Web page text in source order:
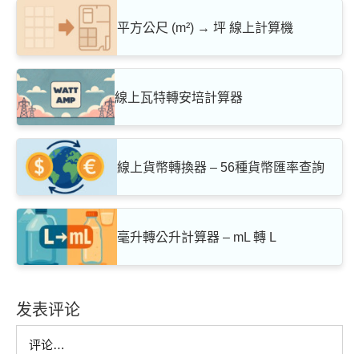
平方公尺 (m²) → 坪 線上計算機
線上瓦特轉安培計算器
線上貨幣轉換器 – 56種貨幣匯率查詢
毫升轉公升計算器 – mL 轉 L
发表评论